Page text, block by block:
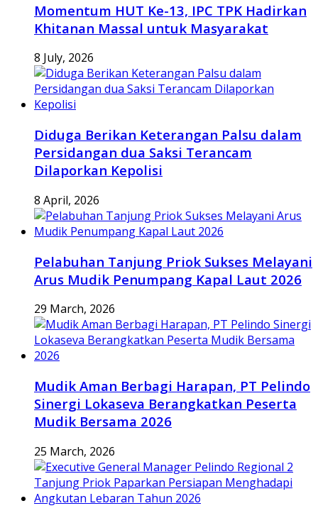
Momentum HUT Ke-13, IPC TPK Hadirkan
Khitanan Massal untuk Masyarakat
8 July, 2026
Diduga Berikan Keterangan Palsu dalam
Persidangan dua Saksi Terancam
Dilaporkan Kepolisi
8 April, 2026
Pelabuhan Tanjung Priok Sukses Melayani
Arus Mudik Penumpang Kapal Laut 2026
29 March, 2026
Mudik Aman Berbagi Harapan, PT Pelindo
Sinergi Lokaseva Berangkatkan Peserta
Mudik Bersama 2026
25 March, 2026